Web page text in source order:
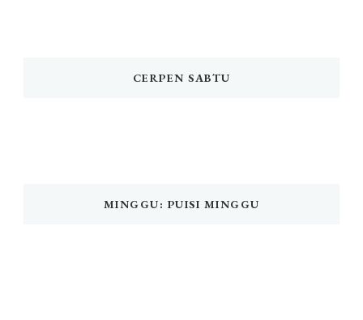
CERPEN SABTU
MINGGU: PUISI MINGGU